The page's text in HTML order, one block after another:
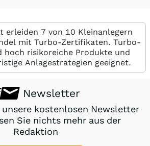
erleiden 7 von 10 Kleinanlegern
mit Turbo-Zertifikaten. Turbo-
hoch risikoreiche Produkte und
Anlagestrategien geeignet.
Newsletter
unsere kostenlosen Newsletter
Sie nichts mehr aus der
Redaktion